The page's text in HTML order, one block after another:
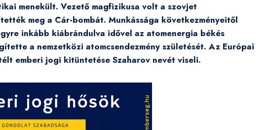
menekült. Vezető magfizikusa volt a szovjet
meg a Cár-bombát. Munkássága következményeitől
inkább kiábrándulva idővel az atomenergia békés
a nemzetközi atomcsendezmény születését. Az Európai
emberi jogi kitüntetése Szaharov nevét viseli.